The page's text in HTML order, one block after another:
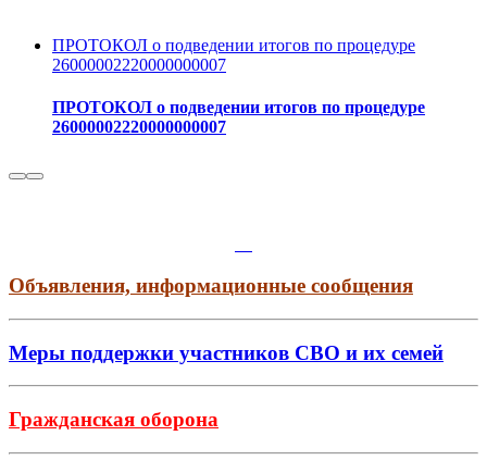
ПРОТОКОЛ о подведении итогов по процедуре
26000002220000000007
ПРОТОКОЛ о подведении итогов по процедуре
26000002220000000007
Объявления, информационные сообщения
Меры поддержки участников СВО и их семей
Гражданская оборона